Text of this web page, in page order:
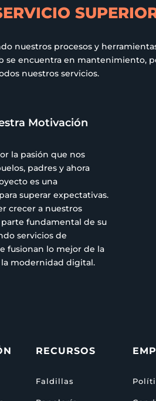
la
de
producto
nuestros procesos y
se encuentra en mantenimiento,
nuestros servicios.
Motivación
la pasión que nos
padres y ahora
es una
superar expectativas.
crecer a nuestros
fundamental de su
servicios de
fusionan lo mejor de la
modernidad digital.
RECURSOS
Faldillas